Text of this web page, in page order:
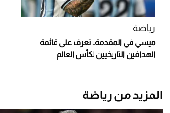
رياضة
ميسي في المقدمة.. تعرف على قائمة
الهدافين التاريخيين لكأس العالم
المزيد من رياضة